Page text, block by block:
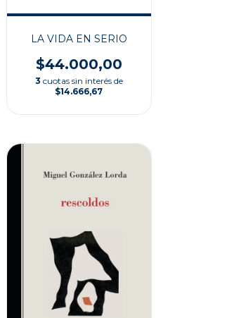
LA VIDA EN SERIO
$44.000,00
3 cuotas sin interés de
$14.666,67